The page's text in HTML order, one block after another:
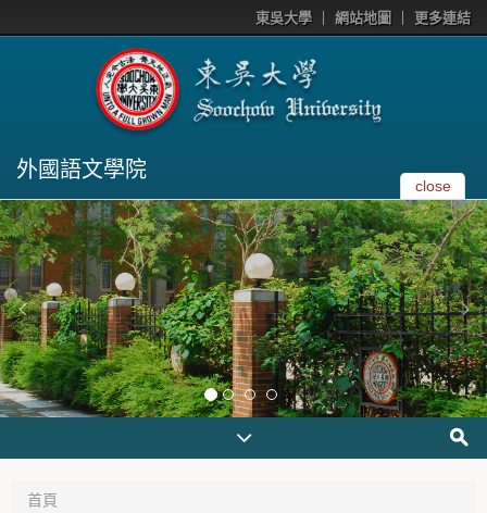
東吳大學 網站地圖 更多連結
外國語文學院
close
首頁